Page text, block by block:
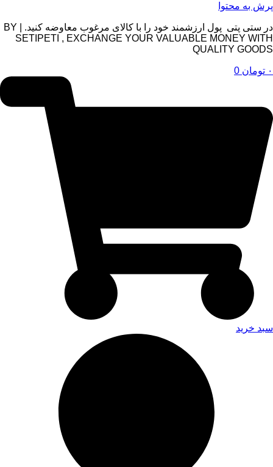
پرش به محتوا
در ستی پتی پول ارزشمند خود را با کالای مرغوب معاوضه کنید. | BY
SETIPETI , EXCHANGE YOUR VALUABLE MONEY WITH
QUALITY GOODS
۰ تومان 0
سبد خرید